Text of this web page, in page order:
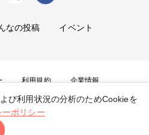
なの投稿 イベント
利用規約 企業情報
い合わせ
Co., Ltd. All Rights Reserved.
び利用状況の分析のためCookieを
ーポリシー